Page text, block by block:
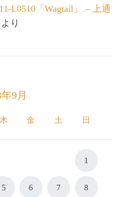
L0510「Wagtail」 – 上通
り
9月
木 金 土 日
1
5 6 7 8